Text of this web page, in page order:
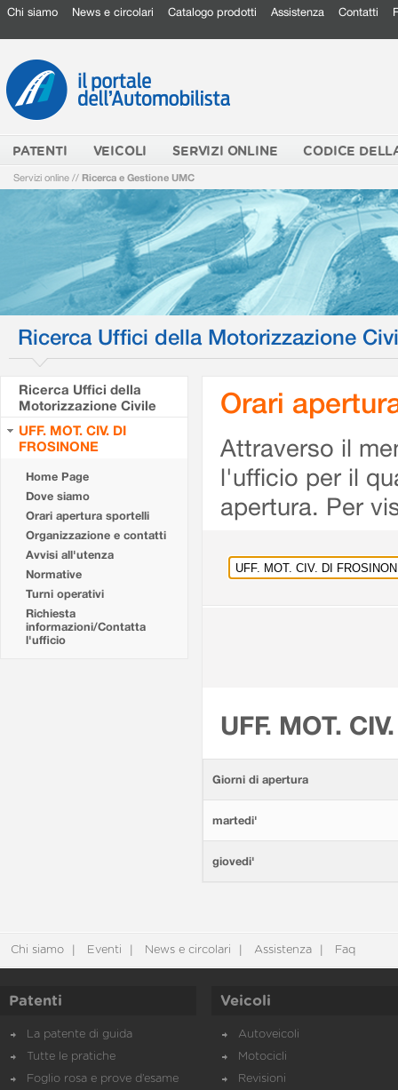
Chi siamo News e circolari Catalogo prodotti Assistenza Contatti
PATENTI VEICOLI SERVIZI ONLINE CODICE
Servizi online // Ricerca e Gestione UMC
Ricerca Uffici della Motorizzazione
Ricerca Uffici della
Motorizzazione Civile
UFF. MOT. CIV. DI
FROSINONE
Home Page
Dove siamo
Orari apertura sportelli
Organizzazione e contatti
Avvisi all'utenza
Normative
Turni operativi
Richiesta
informazioni/Contatta
l'ufficio
Orari
Attraverso il
l'ufficio per il
apertura. Per
UFF. MOT.
Giorni di apertura
martedi'
giovedi'
Chi siamo Eventi News e circolari Assistenza Faq
Patenti
La patente di guida
Tutte le pratiche
Foglio rosa e prove d’esame
Veicoli
Autoveicoli
Motocicli
Revisioni